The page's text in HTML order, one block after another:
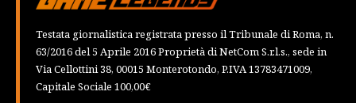
Testata giornalistica registrata presso il Tribunale di Roma, n.
63/2016 del 5 Aprile 2016 Proprietà di NetCom S.r.l.s., sede in
Via Cellottini 38, 00015 Monterotondo, P.IVA 13783471009,
Capitale Sociale 100,00€